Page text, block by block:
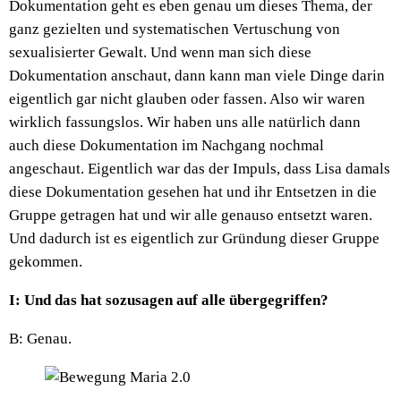
Dokumentation geht es eben genau um dieses Thema, der
ganz gezielten und systematischen Vertuschung von
sexualisierter Gewalt. Und wenn man sich diese
Dokumentation anschaut, dann kann man viele Dinge darin
eigentlich gar nicht glauben oder fassen. Also wir waren
wirklich fassungslos. Wir haben uns alle natürlich dann
auch diese Dokumentation im Nachgang nochmal
angeschaut. Eigentlich war das der Impuls, dass Lisa damals
diese Dokumentation gesehen hat und ihr Entsetzen in die
Gruppe getragen hat und wir alle genauso entsetzt waren.
Und dadurch ist es eigentlich zur Gründung dieser Gruppe
gekommen.
I: Und das hat sozusagen auf alle übergegriffen?
B: Genau.